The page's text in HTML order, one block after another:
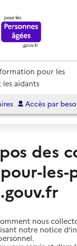
pour les
les aidants
Accès par
de retraite
Vienne (86)
de l'annuaire
du
VIENNE
2026
des
les-
nous
notre notice